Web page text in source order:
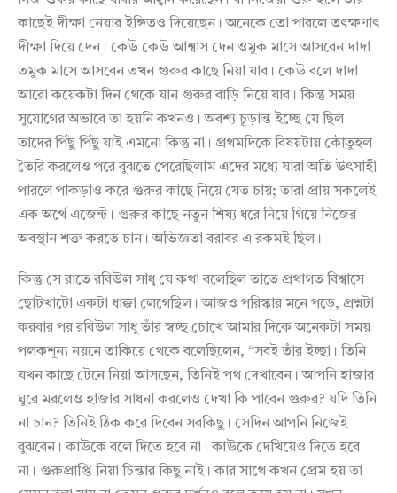
কাছেই দীক্ষা নেয়ার ইঙ্গিতও দিয়েছেন। অনেকে তো পারলে তৎক্ষণাৎ
দীক্ষা দিয়ে দেন। কেউ কেউ আশ্বাস দেন ওমুক মাসে আসবেন দাদা
তমুক মাসে আসবেন তখন গুরুর কাছে নিয়া যাব। কেউ বলে দাদা
আরো কয়েকটা দিন থেকে যান গুরুর বাড়ি নিয়ে যাব। কিন্তু সময়
সুযোগের অভাবে তা হয়নি কখনও। অবশ্য চূড়ান্ত ইচ্ছে যে ছিল
তাদের পিঁছু পিঁছু যাই এমনো কিন্তু না। প্রথমদিকে বিষয়টায় কৌতুহল
তৈরি করলেও পরে বুঝতে পেরেছিলাম এদের মধ্যে যারা অতি উৎসাহী
পারলে পাকড়াও করে গুরুর কাছে নিয়ে যেত চায়; তারা প্রায় সকলেই
এক অর্থে এজেন্ট। গুরুর কাছে নতুন শিষ্য ধরে নিয়ে গিয়ে নিজের
অবস্থান শক্ত করতে চান। অভিজ্ঞতা বরাবর এ রকমই ছিল।
কিন্তু সে রাতে রবিউল সাধু যে কথা বলেছিল তাতে প্রথাগত বিশ্বাসে
ছোটখাটো একটা ধাক্কা লেগেছিল। আজও পরিস্কার মনে পড়ে, প্রশ্নটা
করবার পর রবিউল সাধু তাঁর স্বচ্ছ চোখে আমার দিকে অনেকটা সময়
পলকশূন্য নয়নে তাকিয়ে থেকে বলেছিলেন, “সবই তাঁর ইচ্ছা। তিনি
যখন কাছে টেনে নিয়া আসছেন, তিনিই পথ দেখাবেন। আপনি হাজার
ঘুরে মরলেও হাজার সাধনা করলেও দেখা কি পাবেন গুরুর? যদি তিনি
না চান? তিনিই ঠিক করে দিবেন সবকিছু। সেদিন আপনি নিজেই
বুঝবেন। কাউকে বলে দিতে হবে না। কাউকে দেখিয়েও দিতে হবে
না। গুরুপ্রাপ্তি নিয়া চিন্তার কিছু নাই। কার সাথে কখন প্রেম হয় তা